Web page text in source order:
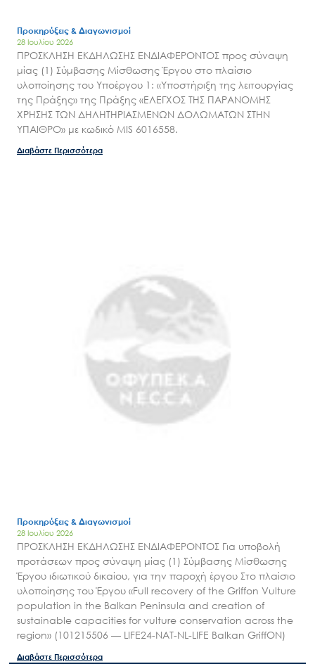
Προκηρύξεις & Διαγωνισμοί
28 Ιουλίου 2026
ΠΡΟΣΚΛΗΣΗ ΕΚΔΗΛΩΣΗΣ ΕΝΔΙΑΦΕΡΟΝΤΟΣ προς σύναψη
μίας (1) Σύμβασης Μίσθωσης Έργου στο πλαίσιο
υλοποίησης του Υποέργου 1: «Υποστήριξη της λειτουργίας
της Πράξης» της Πράξης «ΕΛΕΓΧΟΣ ΤΗΣ ΠΑΡΑΝΟΜΗΣ
ΧΡΗΣΗΣ ΤΩΝ ΔΗΛΗΤΗΡΙΑΣΜΕΝΩΝ ΔΟΛΩΜΑΤΩΝ ΣΤΗΝ
ΥΠΑΙΘΡΟ» με κωδικό MIS 6016558.
Διαβάστε Περισσότερα
Προκηρύξεις & Διαγωνισμοί
28 Ιουλίου 2026
ΠΡΟΣΚΛΗΣΗ ΕΚΔΗΛΩΣΗΣ ΕΝΔΙΑΦΕΡΟΝΤΟΣ Για υποβολή
προτάσεων προς σύναψη μίας (1) Σύμβασης Μίσθωσης
Έργου ιδιωτικού δικαίου, για την παροχή έργου Στο πλαίσιο
υλοποίησης του Έργου «Full recovery of the Griffon Vulture
population in the Balkan Peninsula and creation of
sustainable capacities for vulture conservation across the
region» (101215506 — LIFE24-NAT-NL-LIFE Balkan GriffON)
Διαβάστε Περισσότερα